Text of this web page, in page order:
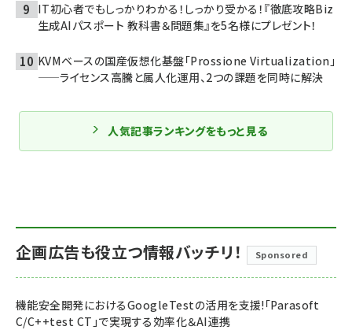
IT初心者でもしっかりわかる！しっかり受かる！『徹底攻略Biz
生成AIパスポート 教科書＆問題集』を5名様にプレゼント！
KVMベースの国産仮想化基盤「Prossione Virtualization」
——ライセンス高騰と属人化運用、2つの課題を同時に解決
人気記事ランキングをもっと見る
企画広告も役立つ情報バッチリ！ Sponsored
機能安全開発におけるGoogleTestの活用を支援!「Parasoft
C/C++test CT」で実現する効率化＆AI連携